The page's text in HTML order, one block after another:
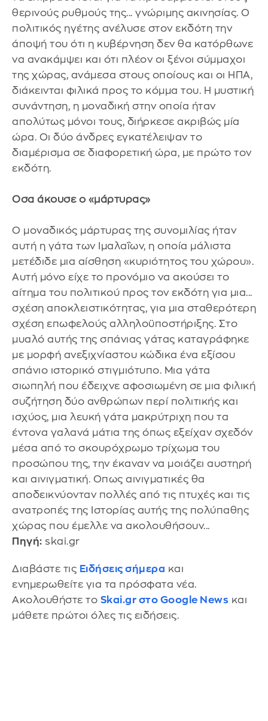
θερινούς ρυθμούς της... γνώριμης ακινησίας. Ο
πολιτικός ηγέτης ανέλυσε στον εκδότη την
άποψή του ότι η κυβέρνηση δεν θα κατόρθωνε
να ανακάμψει και ότι πλέον οι ξένοι σύμμαχοι
της χώρας, ανάμεσα στους οποίους και οι ΗΠΑ,
διάκεινται φιλικά προς το κόμμα του. Η μυστική
συνάντηση, η μοναδική στην οποία ήταν
απολύτως μόνοι τους, διήρκεσε ακριβώς μία
ώρα. Οι δύο άνδρες εγκατέλειψαν το
διαμέρισμα σε διαφορετική ώρα, με πρώτο τον
εκδότη.
Οσα άκουσε ο «μάρτυρας»
Ο μοναδικός μάρτυρας της συνομιλίας ήταν
αυτή η γάτα των Ιμαλαΐων, η οποία μάλιστα
μετέδιδε μια αίσθηση «κυριότητος του χώρου».
Αυτή μόνο είχε το προνόμιο να ακούσει το
αίτημα του πολιτικού προς τον εκδότη για μια...
σχέση αποκλειστικότητας, για μια σταθερότερη
σχέση επωφελούς αλληλοϋποστήριξης. Στο
μυαλό αυτής της σπάνιας γάτας καταγράφηκε
με μορφή ανεξιχνίαστου κώδικα ένα εξίσου
σπάνιο ιστορικό στιγμιότυπο. Μια γάτα
σιωπηλή που έδειχνε αφοσιωμένη σε μια φιλική
συζήτηση δύο ανθρώπων περί πολιτικής και
ισχύος, μια λευκή γάτα μακρύτριχη που τα
έντονα γαλανά μάτια της όπως εξείχαν σχεδόν
μέσα από το σκουρόχρωμο τρίχωμα του
προσώπου της, την έκαναν να μοιάζει αυστηρή
και αινιγματική. Οπως αινιγματικές θα
αποδεικνύονταν πολλές από τις πτυχές και τις
ανατροπές της Ιστορίας αυτής της πολύπαθης
χώρας που έμελλε να ακολουθήσουν...
Πηγή: skai.gr
Διαβάστε τις Ειδήσεις σήμερα και
ενημερωθείτε για τα πρόσφατα νέα.
Ακολουθήστε το Skai.gr στο Google News και
μάθετε πρώτοι όλες τις ειδήσεις.